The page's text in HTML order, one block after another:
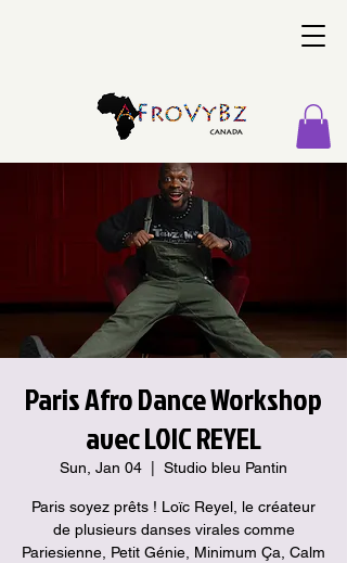
Paris Afro Dance Workshop
avec LOIC REYEL
Sun, Jan 04 Studio bleu Pantin
Paris soyez prêts ! Loïc Reyel, le créateur
de plusieurs danses virales comme
Pariesienne, Petit Génie, Minimum Ça, Calm